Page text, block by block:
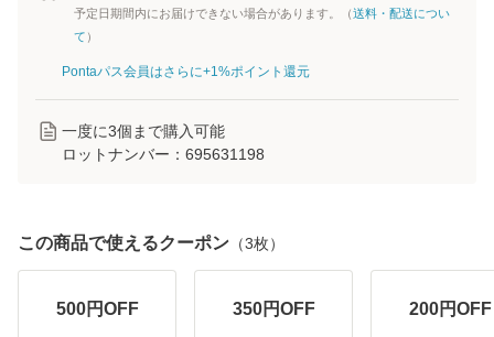
予定日期間内にお届けできない場合があります。（送料・配送につい
て ）
Pontaパス会員はさらに+1%ポイント還元
一度に3個まで購入可能
ロットナンバー： 695631198
この商品で使えるクーポン （3枚）
500円OFF 350円OFF 200円OFF